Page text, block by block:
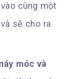
vào cùng một
sẽ cho ra
móc và